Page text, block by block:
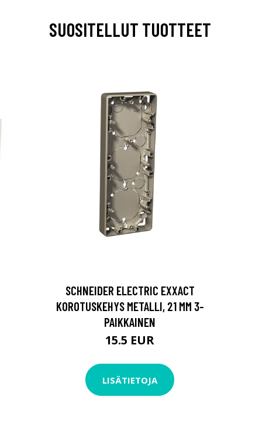
SUOSITELLUT TUOTTEET
SCHNEIDER ELECTRIC EXXACT
KOROTUSKEHYS METALLI, 21 MM 3-
PAIKKAINEN
15.5 EUR
LISÄTIETOJA